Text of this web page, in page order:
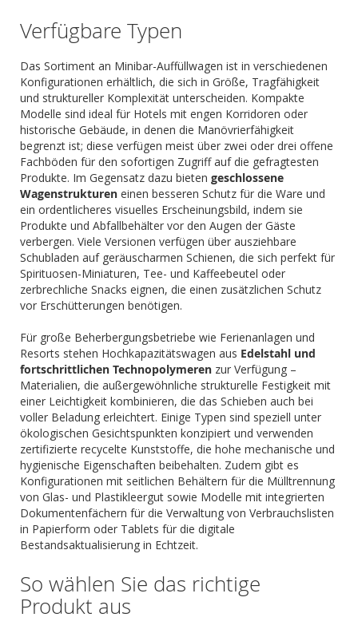
Verfügbare Typen
Das Sortiment an Minibar-Auffüllwagen ist in verschiedenen
Konfigurationen erhältlich, die sich in Größe, Tragfähigkeit
und struktureller Komplexität unterscheiden. Kompakte
Modelle sind ideal für Hotels mit engen Korridoren oder
historische Gebäude, in denen die Manövrierfähigkeit
begrenzt ist; diese verfügen meist über zwei oder drei offene
Fachböden für den sofortigen Zugriff auf die gefragtesten
Produkte. Im Gegensatz dazu bieten geschlossene
Wagenstrukturen einen besseren Schutz für die Ware und
ein ordentlicheres visuelles Erscheinungsbild, indem sie
Produkte und Abfallbehälter vor den Augen der Gäste
verbergen. Viele Versionen verfügen über ausziehbare
Schubladen auf geräuscharmen Schienen, die sich perfekt für
Spirituosen-Miniaturen, Tee- und Kaffeebeutel oder
zerbrechliche Snacks eignen, die einen zusätzlichen Schutz
vor Erschütterungen benötigen.
Für große Beherbergungsbetriebe wie Ferienanlagen und
Resorts stehen Hochkapazitätswagen aus Edelstahl und
fortschrittlichen Technopolymeren zur Verfügung –
Materialien, die außergewöhnliche strukturelle Festigkeit mit
einer Leichtigkeit kombinieren, die das Schieben auch bei
voller Beladung erleichtert. Einige Typen sind speziell unter
ökologischen Gesichtspunkten konzipiert und verwenden
zertifizierte recycelte Kunststoffe, die hohe mechanische und
hygienische Eigenschaften beibehalten. Zudem gibt es
Konfigurationen mit seitlichen Behältern für die Mülltrennung
von Glas- und Plastikleergut sowie Modelle mit integrierten
Dokumentenfächern für die Verwaltung von Verbrauchslisten
in Papierform oder Tablets für die digitale
Bestandsaktualisierung in Echtzeit.
So wählen Sie das richtige
Produkt aus